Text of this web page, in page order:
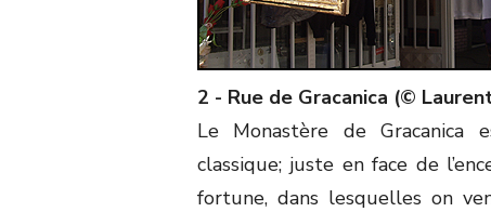
2 - Rue de Gracanica (©
Le Monastère de Gracanica
classique; juste en face de
fortune, dans lesquelles on